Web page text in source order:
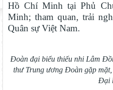
Hồ Chí Minh tại Phủ
Minh; tham quan, trải
Quân sự Việt Nam.
Đoàn đại biểu thiếu nhi Lâm
thư Trung ương Đoàn gặp
Đại